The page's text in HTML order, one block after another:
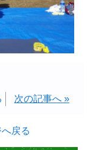
次の記事へ »
戻る